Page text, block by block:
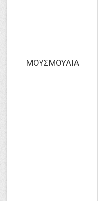
ΜΟΥΣΜΟΥΛΙΑ